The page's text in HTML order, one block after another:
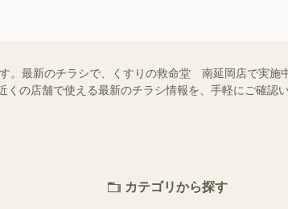
。最新のチラシで、くすりの救命堂 南延岡店で実施
の店舗で使える最新のチラシ情報を、手軽にご確認
カテゴリから探す